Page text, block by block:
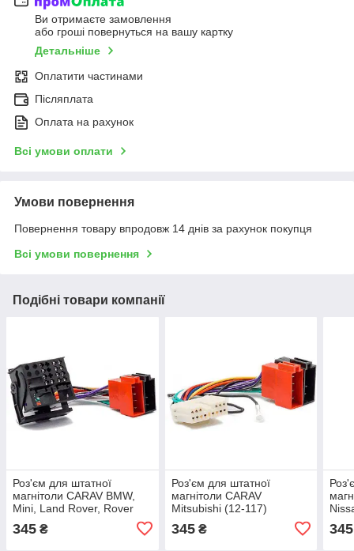
Ви отримаєте замовлення
або гроші повернуться на вашу картку
Детальніше
Оплатити частинами
Післяплата
Оплата на рахунок
Всі умови оплати
Умови повернення
Повернення товару впродовж 14 днів за рахунок покупця
Всі умови повернення
Подібні товари компанії
Роз'єм для штатної
магнітоли CARAV BMW,
Mini, Land Rover, Rover
345 ₴
Роз'єм для штатної
магнітоли CARAV
Mitsubishi (12-117)
345₴ 345